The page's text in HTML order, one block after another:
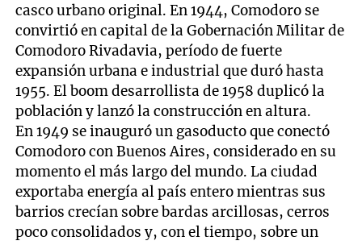
casco urbano original. En 1944, Comodoro se
convirtió en capital de la Gobernación Militar de
Comodoro Rivadavia, período de fuerte
expansión urbana e industrial que duró hasta
1955. El boom desarrollista de 1958 duplicó la
población y lanzó la construcción en altura.
En 1949 se inauguró un gasoducto que conectó
Comodoro con Buenos Aires, considerado en su
momento el más largo del mundo. La ciudad
exportaba energía al país entero mientras sus
barrios crecían sobre bardas arcillosas, cerros
poco consolidados y, con el tiempo, sobre un